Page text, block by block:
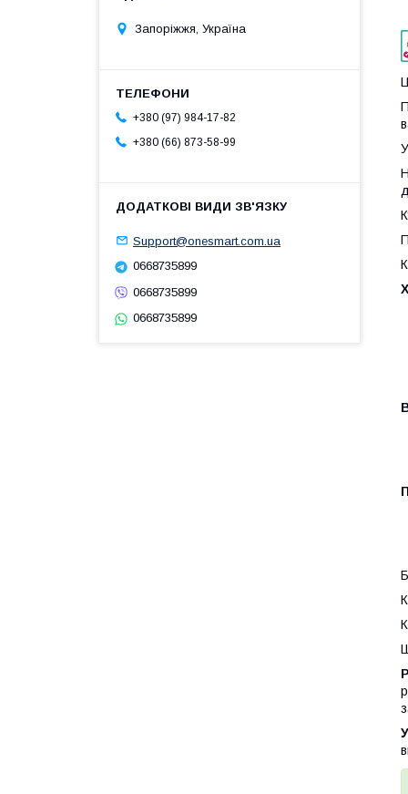
Запоріжжя, Україна
+380 (97) 984-17-82
+380 (66) 873-58-99
Support@onesmart.com.ua
0668735899
0668735899
0668735899